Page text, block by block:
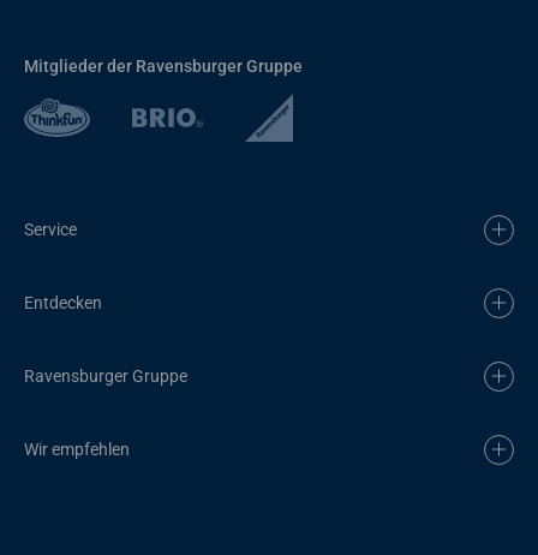
Mitglieder der Ravensburger Gruppe
Service
Entdecken
Ravensburger Gruppe
Wir empfehlen